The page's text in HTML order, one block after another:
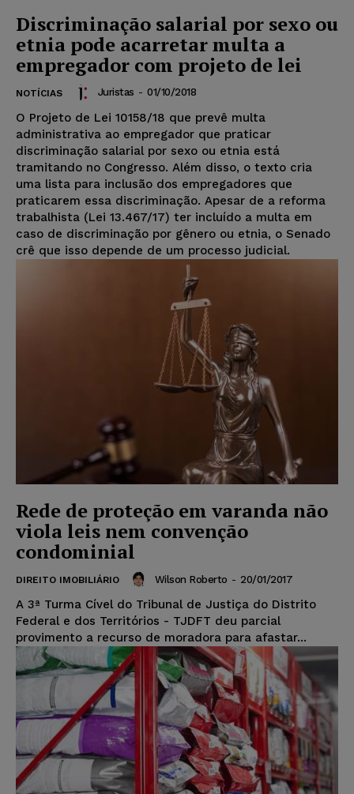
Discriminação salarial por sexo ou
etnia pode acarretar multa a
empregador com projeto de lei
NOTÍCIAS Juristas - 01/10/2018
O Projeto de Lei 10158/18 que prevê multa
administrativa ao empregador que praticar
discriminação salarial por sexo ou etnia está
tramitando no Congresso. Além disso, o texto cria
uma lista para inclusão dos empregadores que
praticarem essa discriminação. Apesar de a reforma
trabalhista (Lei 13.467/17) ter incluído a multa em
caso de discriminação por gênero ou etnia, o Senado
crê que isso depende de um processo judicial.
Rede de proteção em varanda não
viola leis nem convenção
condominial
DIREITO IMOBILIÁRIO Wilson Roberto - 20/01/2017
A 3ª Turma Cível do Tribunal de Justiça do Distrito
Federal e dos Territórios - TJDFT deu parcial
provimento a recurso de moradora para afastar...